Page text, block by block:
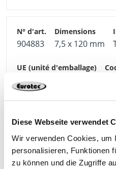
Diese Webseite verwendet
Wir verwenden Cookies, um
personalisieren, Funktionen
zu können und die Zugriffe
904883 7,5 x 120 mm
50 pièce
904884 7,5 x 140 mm